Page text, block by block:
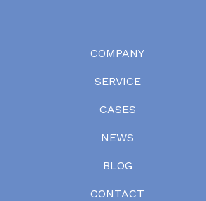
COMPANY
SERVICE
CASES
NEWS
BLOG
CONTACT